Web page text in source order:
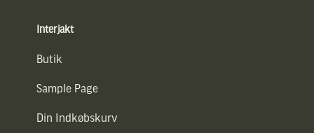
Interjakt
Butik
Sample Page
Din Indkøbskurv